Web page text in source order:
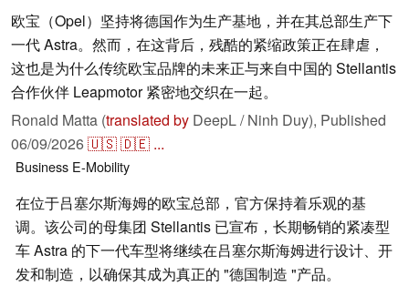
欧宝（Opel）坚持将德国作为生产基地，并在其总部生产下
一代 Astra。然而，在这背后，残酷的紧缩政策正在肆虐，
这也是为什么传统欧宝品牌的未来正与来自中国的 Stellantis
合作伙伴 Leapmotor 紧密地交织在一起。
Ronald Matta (translated by DeepL / Ninh Duy), Published
06/09/2026🇺🇸🇩🇪 ...
Business E-Mobility
在位于吕塞尔斯海姆的欧宝总部，官方保持着乐观的基
调。该公司的母集团 Stellantis 已宣布，长期畅销的紧凑型
车 Astra 的下一代车型将继续在吕塞尔斯海姆进行设计、开
发和制造，以确保其成为真正的 "德国制造 "产品。